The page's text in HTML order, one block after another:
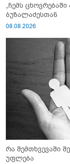
„ჩემს
ბუზალაძესთან
08.08.2026
რა შემთხვევაში
უფლება